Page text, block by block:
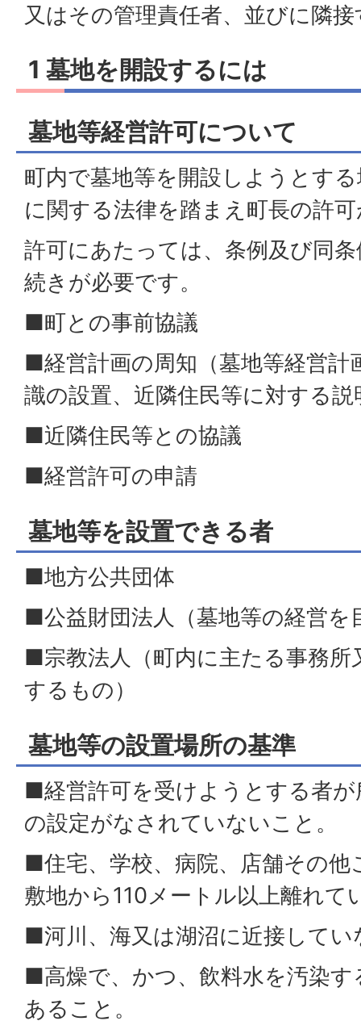
又はその管理責任者、並びに隣
1 墓地を開設するには
墓地等経営許可について
町内で墓地等を開設しようとす
に関する法律を踏まえ町長の許
許可にあたっては、条例及び同
続きが必要です。
■町との事前協議
■経営計画の周知（墓地等経営計
識の設置、近隣住民等に対する説
■近隣住民等との協議
■経営許可の申請
墓地等を設置できる者
■地方公共団体
■公益財団法人（墓地等の経営を
■宗教法人（町内に主たる事務所
するもの）
墓地等の設置場所の基準
■経営許可を受けようとする者
の設定がなされていないこと。
■住宅、学校、病院、店舗その他
敷地から110メートル以上離れて
■河川、海又は湖沼に近接してい
■高燥で、かつ、飲料水を汚染
あること。